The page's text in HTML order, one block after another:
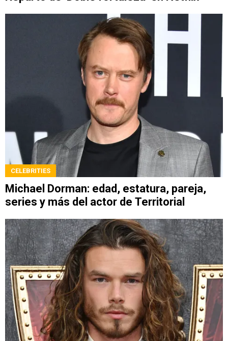
CELEBRITIES
Michael Dorman: edad, estatura, pareja,
series y más del actor de Territorial